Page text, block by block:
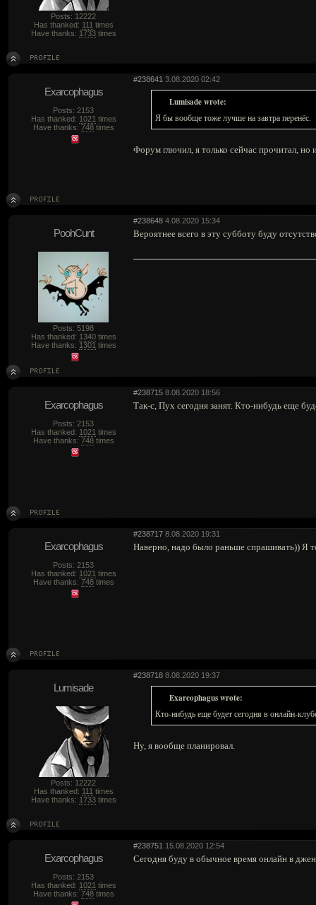
Posts: 12222
Has thanked: 111 times
Have thanks: 1733times
#238641 3.08.2020 02:42
Exarcophagus
Posts: 2153
Has thanked: 1021 times
Have thanks: 748times
Lumisade wrote:
Я бы вообще тоже лучше на завтра перенёс.
Форум глючил, я только сейчас прочитал, но
#238648 4.08.2020 15:34
PoohCunt
Posts: 5198
Has thanked: 1340times
Have thanks: 1301 times
Вероятнее всего в эту субботу буду
#238715 8.08.2020 18:56
Exarcophagus
Posts: 2153
Has thanked: 1021 times
Have thanks: 748times
Так-с, Пух сегодня занят. Кто-нибудь еще
#238717 8.08.2020 19:31
Exarcophagus
Posts: 2153
Has thanked: 1021 times
Have thanks: 748times
Наверно, надо было раньше спрашивать)) Я
#238718 8.08.2020 19:37
Lumisade
Posts: 12222
Has thanked: 111 times
Have thanks: 1733times
Exarcophagus wrote:
Кто-нибудь еще будет сегодня в онлайн-
Ну, я вообще планировал.
#238751 15.08.2020 12:54
Exarcophagus
Posts: 2153
Has thanked: 1021 times
Have thanks: 748times
Сегодня буду в обычное время онлайн в